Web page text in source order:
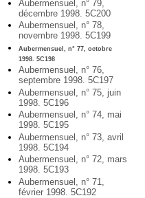
Aubermensuel, n° 79,
décembre 1998. 5C200
Aubermensuel, n° 78,
novembre 1998. 5C199
Aubermensuel, n° 77, octobre
1998. 5C198
Aubermensuel, n° 76,
septembre 1998. 5C197
Aubermensuel, n° 75, juin
1998. 5C196
Aubermensuel, n° 74, mai
1998. 5C195
Aubermensuel, n° 73, avril
1998. 5C194
Aubermensuel, n° 72, mars
1998. 5C193
Aubermensuel, n° 71,
février 1998. 5C192